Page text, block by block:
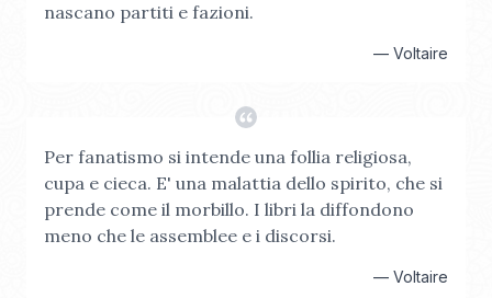
nascano partiti e fazioni.
— Voltaire
Per fanatismo si intende una follia religiosa,
cupa e cieca. E' una malattia dello spirito, che si
prende come il morbillo. I libri la diffondono
meno che le assemblee e i discorsi.
— Voltaire